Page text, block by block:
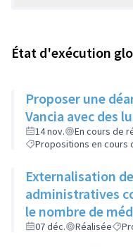
État d'exécution
Proposer une
Vancia avec des
14 nov.
En cours de
Propositions en cours
Externalisation
administratives
le nombre de
la ville et ainsi
07 déc. Réalisée